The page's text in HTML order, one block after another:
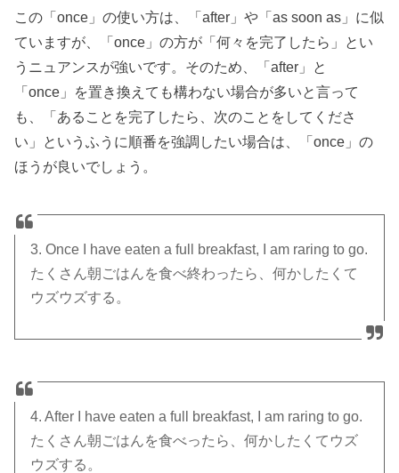
この「once」の使い方は、「after」や「as soon as」に似
ていますが、「once」の方が「何々を完了したら」とい
うニュアンスが強いです。そのため、「after」と
「once」を置き換えても構わない場合が多いと言って
も、「あることを完了したら、次のことをしてくださ
い」というふうに順番を強調したい場合は、「once」の
ほうが良いでしょう。
3. Once I have eaten a full breakfast, I am raring to go.
たくさん朝ごはんを食べ終わったら、何かしたくて
ウズウズする。
4. After I have eaten a full breakfast, I am raring to go.
たくさん朝ごはんを食べったら、何かしたくてウズ
ウズする。